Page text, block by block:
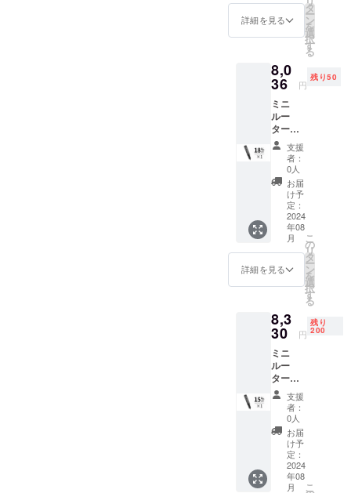
製品の販売
だけでなく
運営にまで
で、日本の
皆様のニー
ズを十分に
満たす製品
をご提供し
続けること
が弊社の目
標となって
おります。
製品及び配
送に関する
お問い合わ
support@gat
her-tech.jp
限定）
内容
物： ミ
ニルー
アクセ
サリー
×42 充
電ケー
ブル×1
詳細を見る
タ
ー
ン
を
選
択
す
る
8,0
36 円
残り50
ミニ
ルー
ター
「DUK
A」×1
定価：
9,800円
（税
込） ※
送料込
み（日
本国内
限定）
内容
物： ミ
ニルー
アクセ
サリー
×42 充
電ケー
ブル×1
支援
者：
0人
お届
け予
定：
2024
年08
月
詳細を見る
こ
の
リ
タ
ー
ン
を
選
択
す
る
8,3
30 円
残り
200
ミニ
ルー
ター
「DUK
A」×1
定価：
9,800円
（税
込） ※
送料込
み（日
支援
者：
0人
お届
け予
定：
2024
年08
月
こ